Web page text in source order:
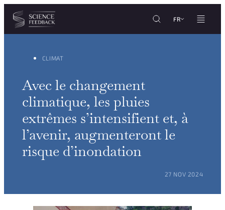
Personnaliser les paramètres de vos cookies
Aller au contenu
FR
CLIMAT
Avec le changement
climatique, les pluies
extrêmes s’intensifient et, à
l’avenir, augmenteront le
risque d’inondation
POSTÉ LE :
27 NOV 2024